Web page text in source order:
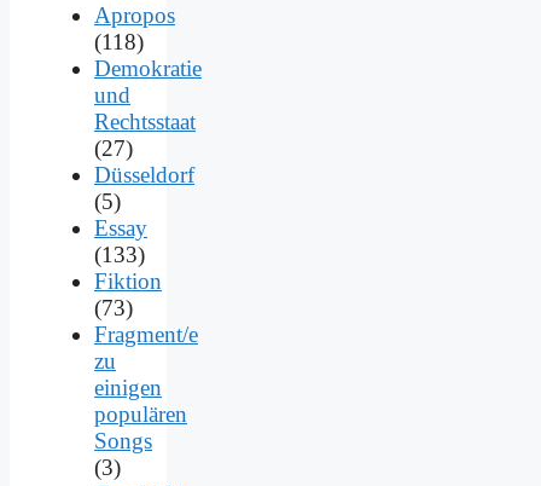
Apropos
(118)
Demokratie
und
Rechtsstaat
(27)
Düsseldorf
(5)
Essay
(133)
Fiktion
(73)
Fragment/e
zu
einigen
populären
Songs
(3)